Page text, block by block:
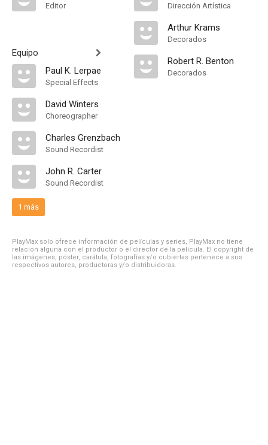
Editor
Equipo
Paul K. Lerpae
Special Effects
David Winters
Choreographer
Charles Grenzbach
Sound Recordist
John R. Carter
Sound Recordist
1 más
Dirección Artística
Arthur Krams
Decorados
Robert R. Benton
Decorados
PlayMax solo ofrece información de películas y series, PlayMax no tiene
relación alguna con el productor o el director de la película. El copyright de
las imágenes, póster, carátula, fotografías y/o cubiertas pertenece a sus
respectivos autores, productoras y/o distribuidoras.